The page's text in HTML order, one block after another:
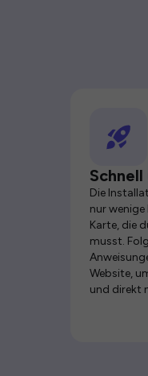
Die
nur wenige
Karte, die
musst.
Website,
und direkt